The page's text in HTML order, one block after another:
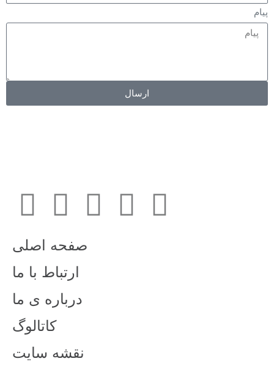
پیام
ارسال
صفحه اصلی
ارتباط با ما
درباره ی ما
کاتالوگ
نقشه سایت